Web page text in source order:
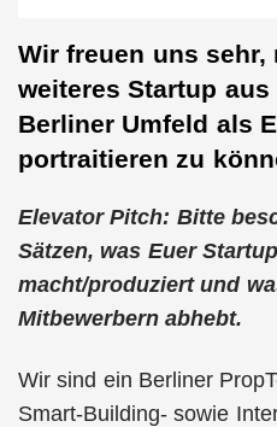
Wir freuen uns sehr,
weiteres Startup
Berliner Umfeld als
portraitieren zu
Elevator Pitch: Bitte
Sätzen, was Euer
macht/produziert und
Mitbewerbern abhebt.
Wir sind ein Berliner
Smart-Building- sowie